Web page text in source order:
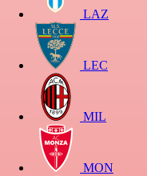
LAZ
LEC
MIL
MON